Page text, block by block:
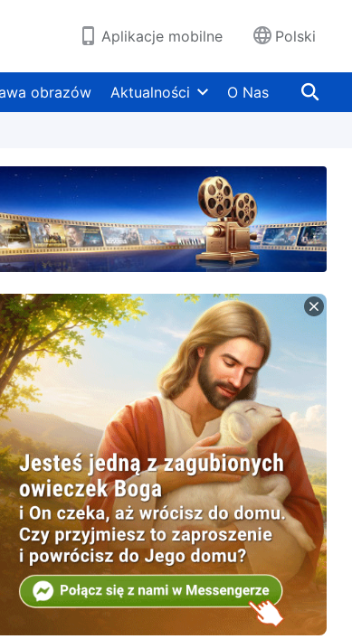
Aplikacje mobilne Polski
obrazów Aktualności O Nas